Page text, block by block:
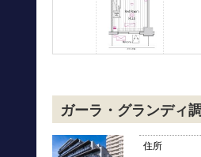
ガーラ・グランディ
住所